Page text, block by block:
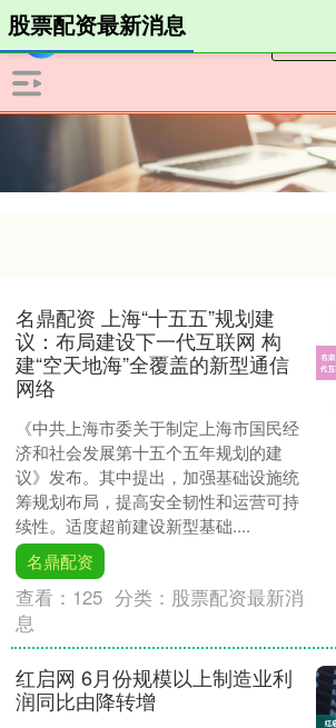
股票配资最新消息
名鼎配资 上海“十五五”规划建
议：布局建设下一代互联网 构
建“空天地海”全覆盖的新型通信
网络
《中共上海市委关于制定上海市国民经
济和社会发展第十五个五年规划的建
议》发布。其中提出，加强基础设施统
筹规划布局，提高安全韧性和运营可持
续性。适度超前建设新型基础....
名鼎配资
查看： 125 分类： 股票配资最新消
息
红启网 6月份规模以上制造业利
润同比由降转增